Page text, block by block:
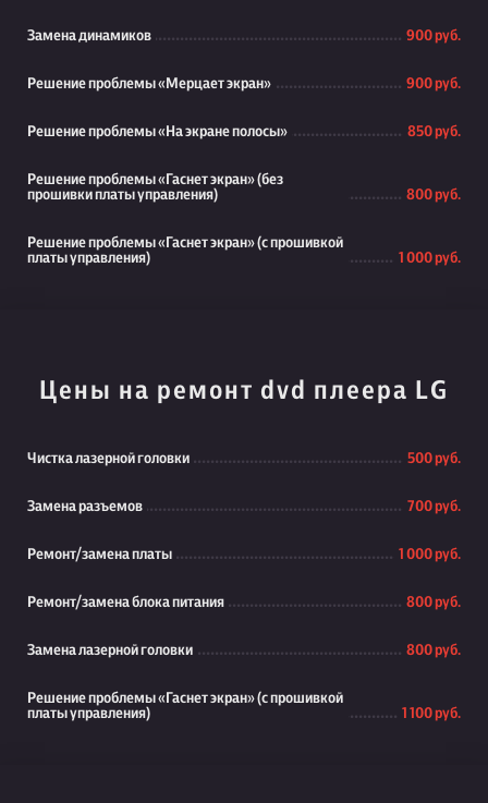
Замена динамиков 900 руб.
Решение проблемы «Мерцает экран» 900 руб.
Решение проблемы «На экране полосы» 850 руб.
Решение проблемы «Гаснет экран» (без
прошивки платы управления)
800 руб.
Решение проблемы «Гаснет экран» (с прошивкой
платы управления)
1 000 руб.
Цены на ремонт dvd плеера LG
Чистка лазерной головки 500 руб.
Замена разъемов 700 руб.
Ремонт/замена платы 1 000 руб.
Ремонт/замена блока питания 800 руб.
Замена лазерной головки 800 руб.
Решение проблемы «Гаснет экран» (с прошивкой
платы управления)
1 100 руб.